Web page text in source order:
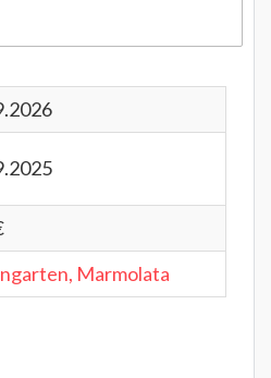
Marmolata